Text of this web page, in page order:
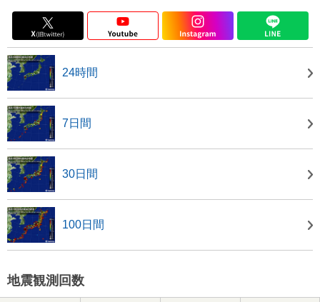
24時間
7日間
30日間
100日間
地震観測回数